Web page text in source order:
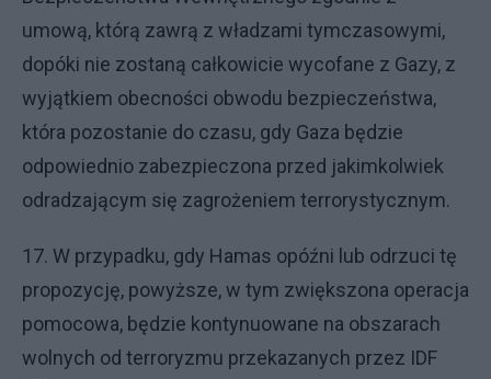
umową, którą zawrą z władzami tymczasowymi,
dopóki nie zostaną całkowicie wycofane z Gazy, z
wyjątkiem obecności obwodu bezpieczeństwa,
która pozostanie do czasu, gdy Gaza będzie
odpowiednio zabezpieczona przed jakimkolwiek
odradzającym się zagrożeniem terrorystycznym.
17. W przypadku, gdy Hamas opóźni lub odrzuci tę
propozycję, powyższe, w tym zwiększona operacja
pomocowa, będzie kontynuowane na obszarach
wolnych od terroryzmu przekazanych przez IDF